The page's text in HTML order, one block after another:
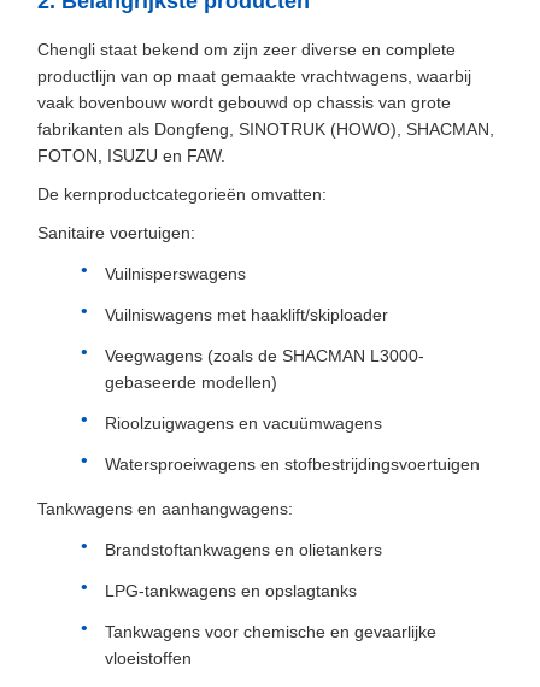
Chengli staat bekend om zijn zeer diverse en complete
productlijn van op maat gemaakte vrachtwagens, waarbij
vaak bovenbouw wordt gebouwd op chassis van grote
fabrikanten als Dongfeng, SINOTRUK (HOWO), SHACMAN,
FOTON, ISUZU en FAW.
De kernproductcategorieën omvatten:
Sanitaire voertuigen:
Vuilnisperswagens
Vuilniswagens met haaklift/skiploader
Veegwagens (zoals de SHACMAN L3000-
gebaseerde modellen)
Rioolzuigwagens en vacuümwagens
Watersproeiwagens en stofbestrijdingsvoertuigen
Tankwagens en aanhangwagens:
Brandstoftankwagens en olietankers
LPG-tankwagens en opslagtanks
Tankwagens voor chemische en gevaarlijke
vloeistoffen